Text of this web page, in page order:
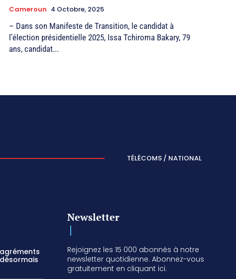
Cameroun 4 Octobre, 2025
– Dans son Manifeste de Transition, le candidat à
l’élection présidentielle 2025, Issa Tchiroma Bakary, 79
ans, candidat...
TÉLÉCOMS / NATIONAL
Newsletter
Rejoignez les 15 000 abonnés à notre
newsletter quotidienne. Abonnez-vous
gratuitement en cliquant ici.